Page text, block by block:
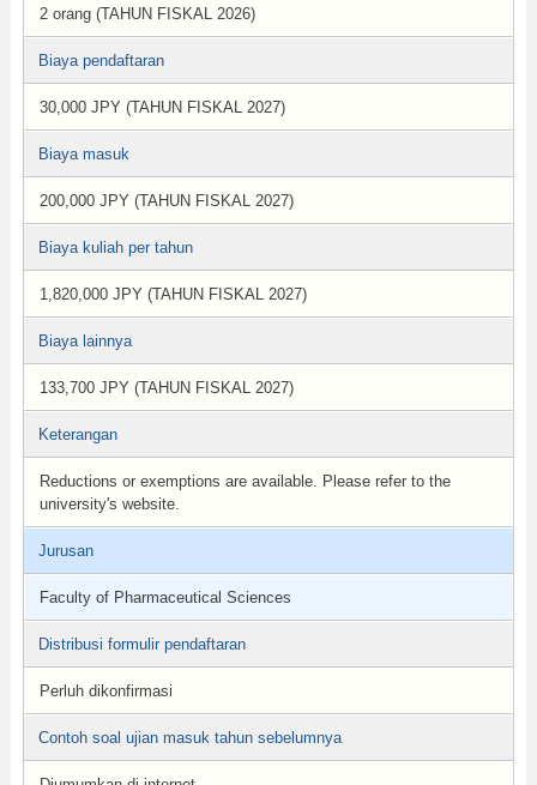
2 orang (TAHUN FISKAL 2026)
Biaya pendaftaran
30,000 JPY (TAHUN FISKAL 2027)
Biaya masuk
200,000 JPY (TAHUN FISKAL 2027)
Biaya kuliah per tahun
1,820,000 JPY (TAHUN FISKAL 2027)
Biaya lainnya
133,700 JPY (TAHUN FISKAL 2027)
Keterangan
Reductions or exemptions are available. Please refer to the
university's website.
Jurusan
Faculty of Pharmaceutical Sciences
Distribusi formulir pendaftaran
Perluh dikonfirmasi
Contoh soal ujian masuk tahun sebelumnya